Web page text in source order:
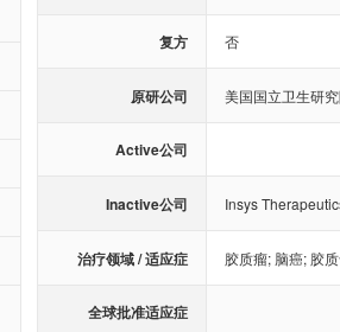
复方 否
原研公司 美国国立卫生研
Active公司
Inactive公司 Insys
治疗领域 / 适应症 胶质瘤; 脑癌; 胶
全球批准适应症